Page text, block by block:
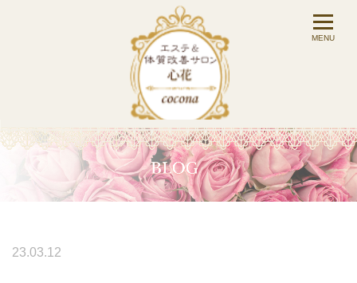
23.03.12